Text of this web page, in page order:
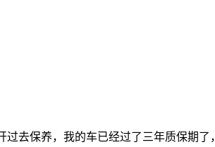
去保养，我的车已经过了三年质保期了